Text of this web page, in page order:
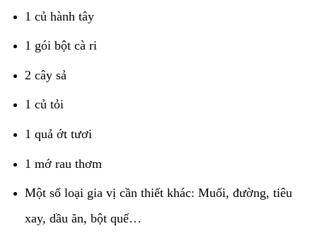
1 củ hành tây
1 gói bột cà ri
2 cây sả
1 củ tỏi
1 quả ớt tươi
1 mớ rau thơm
Một số loại gia vị cần thiết khác: Muối, đường, tiêu
xay, dầu ăn, bột quế…